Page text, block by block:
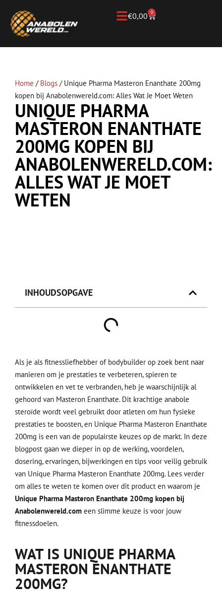
€0,00 0
Home / Blogs / Unique Pharma Masteron Enanthate 200mg
kopen bij Anabolenwereld.com: Alles Wat Je Moet Weten
UNIQUE PHARMA
MASTERON ENANTHATE
200MG KOPEN BIJ
ANABOLENWERELD.COM:
ALLES WAT JE MOET
WETEN
INHOUDSOPGAVE
Als je als fitnessliefhebber of bodybuilder op zoek bent naar
manieren om je prestaties te verbeteren, spieren te
ontwikkelen en vet te verbranden, heb je waarschijnlijk al
gehoord van Masteron Enanthate. Dit krachtige anabole
steroïde wordt veel gebruikt door atleten om hun fysieke
prestaties te boosten, en Unique Pharma Masteron Enanthate
200mg is een van de populairste keuzes op de markt. In deze
blogpost gaan we dieper in op de werking, voordelen,
dosering, ervaringen, bijwerkingen en tips voor veilig gebruik
van Unique Pharma Masteron Enanthate 200mg. Lees verder
om alles te weten te komen over dit product en waarom je
Unique Pharma Masteron Enanthate 200mg kopen bij
Anabolenwereld.com een slimme keuze is voor jouw
fitnessdoelen.
WAT IS UNIQUE PHARMA
MASTERON ENANTHATE
200MG?